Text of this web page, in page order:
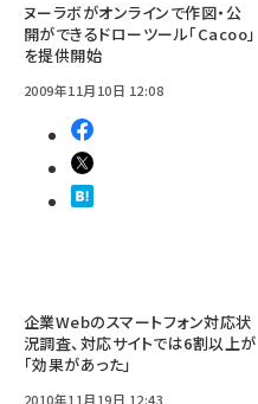
ヌーラボがオンラインで作図・公
開ができるドローツール「Cacoo」
を提供開始
2009年11月10日 12:08
企業Webのスマートフォン対応状
況調査、対応サイトでは6割以上が
「効果があった」
2010年11月19日 12:43